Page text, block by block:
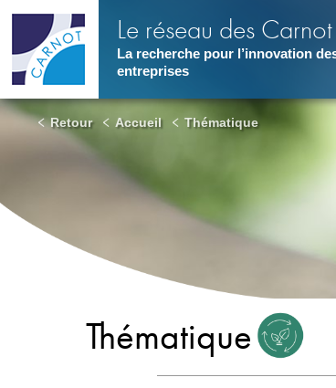
contenu
principal
Le réseau des Carnot
La recherche pour l’innovation
entreprises
Retour Accueil Thématique
Thématique